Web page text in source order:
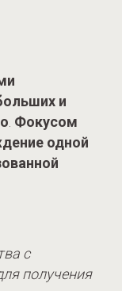
и
. Фокусом
одной
с
получения